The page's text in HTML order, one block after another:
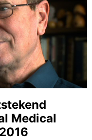
Medical